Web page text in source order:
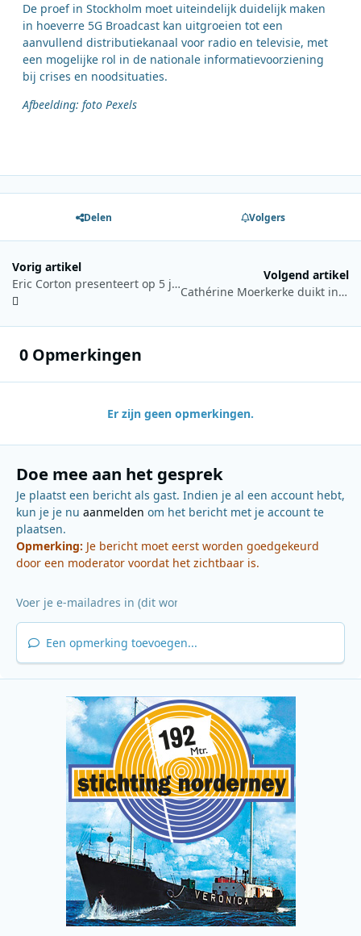
De proef in Stockholm moet uiteindelijk duidelijk maken
in hoeverre 5G Broadcast kan uitgroeien tot een
aanvullend distributiekanaal voor radio en televisie, met
een mogelijke rol in de nationale informatievoorziening
bij crises en noodsituaties.
Afbeelding: foto Pexels
Delen Volgers
Vorig artikel
Eric Corton presenteert op 5 juni opnieuw de KINK Gitaarriff Top 100
Volgend artikel
Cathérine Moerkerke duikt in protestsongs met vierdelige special op Willy
0 Opmerkingen
Er zijn geen opmerkingen.
Doe mee aan het gesprek
Je plaatst een bericht als gast. Indien je al een account hebt,
kun je je nu aanmelden om het bericht met je account te
plaatsen.
Opmerking: Je bericht moet eerst worden goedgekeurd
door een moderator voordat het zichtbaar is.
Een opmerking toevoegen...